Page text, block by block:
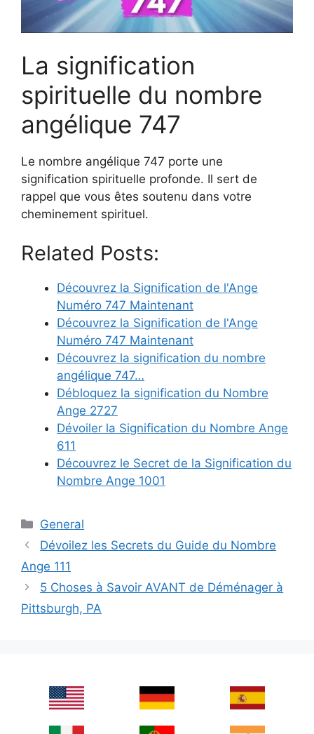
La signification
spirituelle du nombre
angélique 747
Le nombre angélique 747 porte une
signification spirituelle profonde. Il sert de
rappel que vous êtes soutenu dans votre
cheminement spirituel.
Related Posts:
Découvrez la Signification de l'Ange
Numéro 747 Maintenant
Découvrez la Signification de l'Ange
Numéro 747 Maintenant
Découvrez la signification du nombre
angélique 747…
Débloquez la signification du Nombre
Ange 2727
Dévoiler la Signification du Nombre Ange
611
Découvrez le Secret de la Signification du
Nombre Ange 1001
Categories
General
Dévoilez les Secrets du Guide du Nombre
Ange 111
5 Choses à Savoir AVANT de Déménager à
Pittsburgh, PA